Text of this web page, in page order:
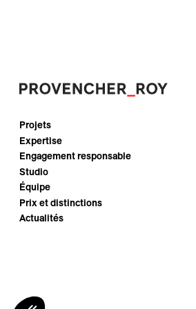
Projets
Expertise
Engagement responsable
Studio
Équipe
Prix et distinctions
Actualités